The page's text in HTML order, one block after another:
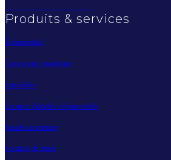
Produits & services
Évènementiel
Construction modulaire
Immobilier
Location d'articles évènementiels
Stands sur mesure
Location de tentes